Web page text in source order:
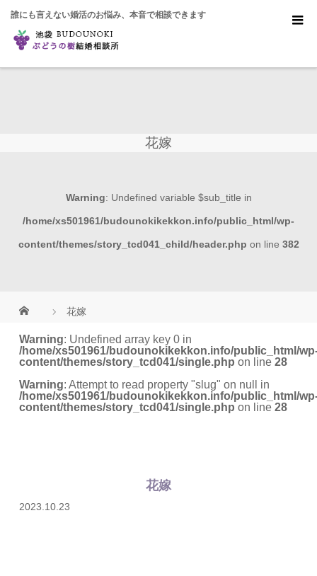
誰にも言えない婚活のお悩み、本音で相談できます
花嫁
Warning: Undefined variable $sub_title in
/home/xs501961/budounokikekkon.info/public_html/wp-
content/themes/story_tcd041_child/header.php on line 382
花嫁
Warning: Undefined array key 0 in
/home/xs501961/budounokikekkon.info/public_html/
content/themes/story_tcd041/single.php on line28
Warning: Attempt to read property "slug" on null in
/home/xs501961/budounokikekkon.info/public_html/
content/themes/story_tcd041/single.php on line28
花嫁
2023.10.23